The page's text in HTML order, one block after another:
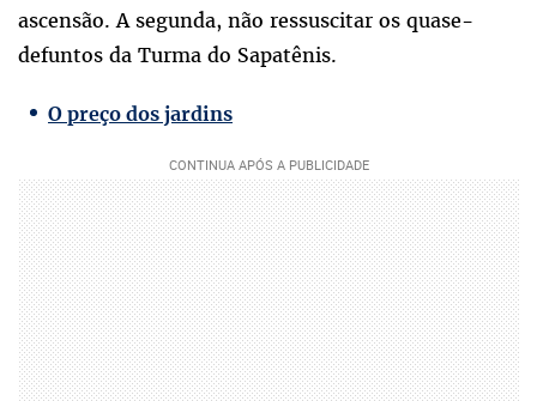
ascensão. A segunda, não ressuscitar os quase-
defuntos da Turma do Sapatênis.
O preço dos jardins